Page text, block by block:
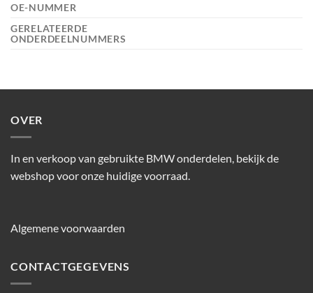
OE-NUMMER
GERELATEERDE
ONDERDEELNUMMERS
OVER
In en verkoop van gebruikte BMW onderdelen, bekijk de
webshop voor onze huidige voorraad.
Algemene voorwaarden
CONTACTGEGEVENS